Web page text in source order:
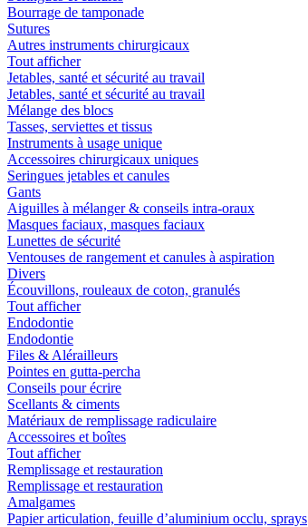
Bourrage de tamponade
Sutures
Autres instruments chirurgicaux
Tout afficher
Jetables, santé et sécurité au travail
Jetables, santé et sécurité au travail
Mélange des blocs
Tasses, serviettes et tissus
Instruments à usage unique
Accessoires chirurgicaux uniques
Seringues jetables et canules
Gants
Aiguilles à mélanger & conseils intra-oraux
Masques faciaux, masques faciaux
Lunettes de sécurité
Ventouses de rangement et canules à aspiration
Divers
Écouvillons, rouleaux de coton, granulés
Tout afficher
Endodontie
Endodontie
Files & Alérailleurs
Pointes en gutta-percha
Conseils pour écrire
Scellants & ciments
Matériaux de remplissage radiculaire
Accessoires et boîtes
Tout afficher
Remplissage et restauration
Remplissage et restauration
Amalgames
Papier articulation, feuille d’aluminium occlu, sprays